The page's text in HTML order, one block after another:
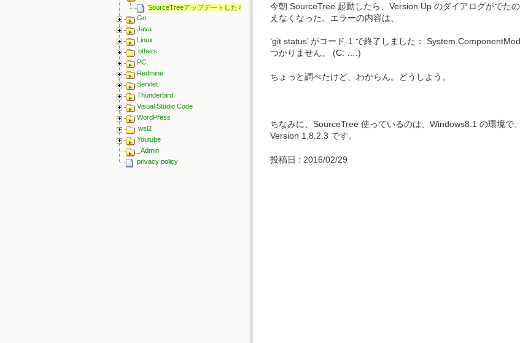
SourceTreeアップデートしたら、System.ComponentModel.Win32exception: 指定されたファイルが見つかりません
Go
Java
Linux
others
PC
Redmine
Servlet
Thunderbird
Visual Studio Code
WordPress
wsl2
Youtube
_Admin
privacy policy
今朝 SourceTree 起動したら、Version Up のダイアログがでた
えなくなった。エラーの内容は、
‘git status’ がコード-1 で終了しました：
つかりません。 (C: ….)
ちょっと調べたけど、わからん。どうしよう。
ちなみに、SourceTree 使っているのは、Windows8.1 の環境で
Version 1.8.2.3 です。
投稿日 : 2016/02/29